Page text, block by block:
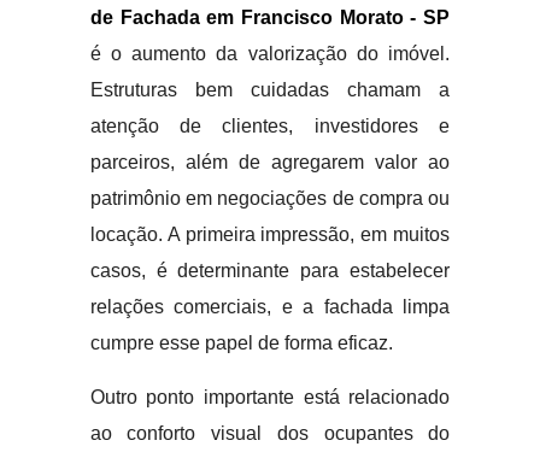
de Fachada em Francisco Morato - SP
é o aumento da valorização do imóvel.
Estruturas bem cuidadas chamam a
atenção de clientes, investidores e
parceiros, além de agregarem valor ao
patrimônio em negociações de compra ou
locação. A primeira impressão, em muitos
casos, é determinante para estabelecer
relações comerciais, e a fachada limpa
cumpre esse papel de forma eficaz.
Outro ponto importante está relacionado
ao conforto visual dos ocupantes do